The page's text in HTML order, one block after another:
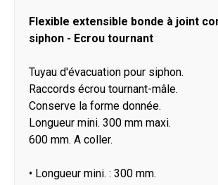
Flexible extensible bonde à joint
siphon - Ecrou tournant
Tuyau d'évacuation pour siphon.
Raccords écrou tournant-mâle.
Conserve la forme donnée.
Longueur mini. 300 mm maxi.
600 mm. A coller.
• Longueur mini. : 300 mm.